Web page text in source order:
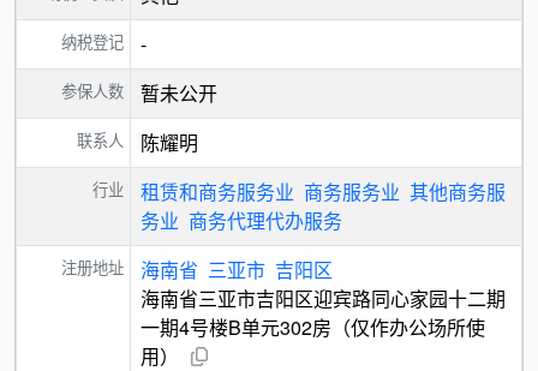
纳税登记 -
参保人数 暂未公开
联系人 陈耀明
行业 租赁和商务服务业 商务服务业 其他商务服
务业 商务代理代办服务
注册地址 海南省 三亚市 吉阳区
海南省三亚市吉阳区迎宾路同心家园十二期
一期4号楼B单元302房（仅作办公场所使
用）